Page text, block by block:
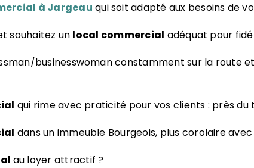
à Jargeau qui soit adapté aux besoins de
souhaitez un local commercial adéquat pour
businesswoman constamment sur la route
qui rime avec praticité pour vos clients : près du
dans un immeuble Bourgeois, plus corolaire
au loyer attractif ?